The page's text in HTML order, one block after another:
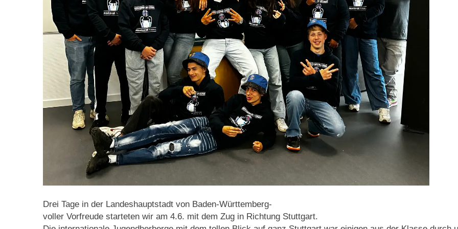
Drei Tage in der Landeshauptstadt von Baden-Württemberg-
voller Vorfreude starteten wir am 4.6. mit dem Zug in Richtung Stuttgart.